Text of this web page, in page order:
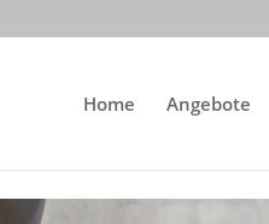
Home Angebote